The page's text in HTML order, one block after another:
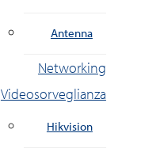
Antenna
Networking
Videosorveglianza
Hikvision